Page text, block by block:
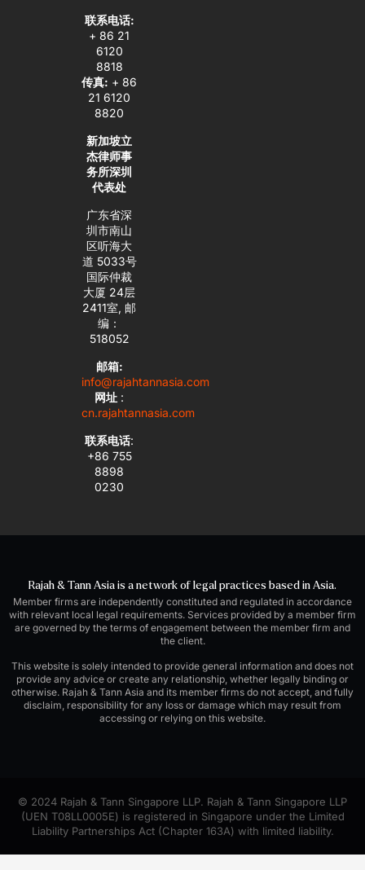
联系电话:
+ 86 21
6120
8818
传真: + 86
21 6120
8820
新加坡立
杰律师事
务所深圳
代表处
广东省深
圳市南山
区听海大
道 5033号
国际仲裁
大厦 24层
2411室, 邮
编：
518052
邮箱:
info@rajahtannasia.com
网址 :
cn.rajahtannasia.com
联系电话:
+86 755
8898
0230
Rajah & Tann Asia is a network of legal practices based in Asia.
Member firms are independently constituted and regulated in accordance
with relevant local legal requirements. Services provided by a member firm
are governed by the terms of engagement between the member firm and
the client.
This website is solely intended to provide general information and does not
provide any advice or create any relationship, whether legally binding or
otherwise. Rajah & Tann Asia and its member firms do not accept, and fully
disclaim, responsibility for any loss or damage which may result from
accessing or relying on this website.
© 2024 Rajah & Tann Singapore LLP. Rajah & Tann Singapore LLP
(UEN T08LL0005E) is registered in Singapore under the Limited
Liability Partnerships Act (Chapter 163A) with limited liability.